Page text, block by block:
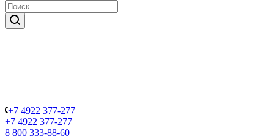
+7 4922 377-277
+7 4922 377-277
8 800 333-88-60